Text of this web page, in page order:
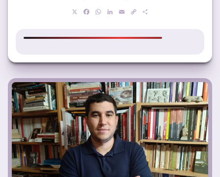
Facebook
WhatsApp
LinkedIn
EmailCopy